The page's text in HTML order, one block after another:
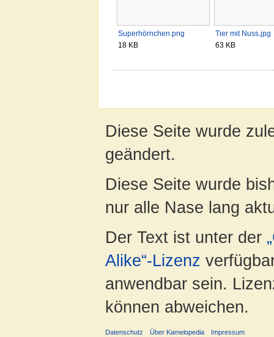
Superhörnchen.png
18 KB
Tier mit Nuss.jpg
63 KB
Diese Seite wurde
geändert.
Diese Seite wurde
nur alle Nase lang
Der Text ist unter der
Alike“-Lizenz
anwendbar sein.
können abweichen.
Datenschutz Über Kamelopedia Impressum